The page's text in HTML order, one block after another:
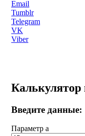
Email
Tumblr
Telegram
VK
Viber
Введите данные:
Параметр a